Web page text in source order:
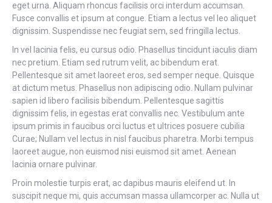
eget urna. Aliquam rhoncus facilisis orci interdum accumsan.
Fusce convallis et ipsum at congue. Etiam a lectus vel leo aliquet
dignissim. Suspendisse nec feugiat sem, sed fringilla lectus.
In vel lacinia felis, eu cursus odio. Phasellus tincidunt iaculis diam
nec pretium. Etiam sed rutrum velit, ac bibendum erat.
Pellentesque sit amet laoreet eros, sed semper neque. Quisque
at dictum metus. Phasellus non adipiscing odio. Nullam pulvinar
sapien id libero facilisis bibendum. Pellentesque sagittis
dignissim felis, in egestas erat convallis nec. Vestibulum ante
ipsum primis in faucibus orci luctus et ultrices posuere cubilia
Curae; Nullam vel lectus in nisl faucibus pharetra. Morbi tempus
laoreet augue, non euismod nisi euismod sit amet. Aenean
lacinia ornare pulvinar.
Proin molestie turpis erat, ac dapibus mauris eleifend ut. In
suscipit neque mi, quis accumsan massa ullamcorper ac. Nulla ut